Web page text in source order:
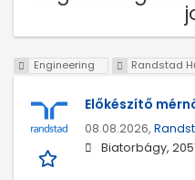
Engineering Randstad
Előkészítő
08.08.2026,
Biatorbágy,